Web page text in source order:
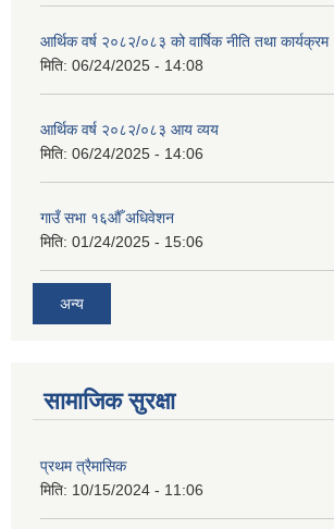
आर्थिक वर्ष २०८२/०८३ को वार्षिक नीति तथा कार्यक्रम
मिति: 06/24/2025 - 14:08
आर्थिक वर्ष २०८२/०८३ आय व्यय
मिति: 06/24/2025 - 14:06
गाउँ सभा १६औँ अधिवेशन
मिति: 01/24/2025 - 15:06
अन्य
सामाजिक सुरक्षा
प्रथम त्रैमासिक
मिति: 10/15/2024 - 11:06